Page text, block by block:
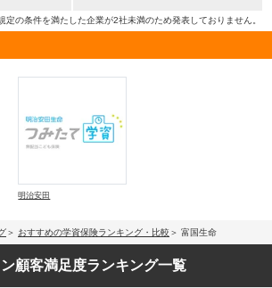
の条件を満たした企業が2社未満のため発表しておりません。
明治安田
おすすめの学資保険ランキング・比較 富国生命
顧客満足度ランキング一覧